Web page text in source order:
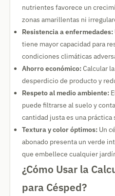
nutrientes favorece un
zonas amarillentas ni
Resistencia a enfermedades:
tiene mayor capacidad para
condiciones climáticas
Ahorro económico:Calcular
desperdicio de producto y
Respeto al medio ambiente:
puede filtrarse al suelo y
cantidad justa es una
Textura y color óptimos: Un
abonado presenta un verde
que embellece cualquier
¿Cómo Usar la
para Césped?